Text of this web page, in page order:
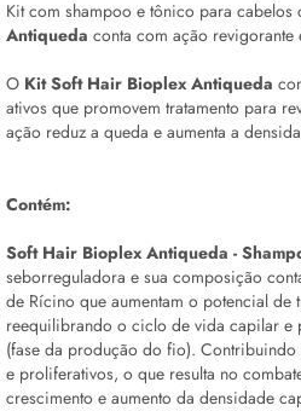
Kit com shampoo e tônico para cabelos
Antiqueda conta com ação
O Kit Soft Hair Bioplex Antiqueda
ativos que promovem tratamento para
ação reduz a queda e aumenta a
Contém:
Soft Hair Bioplex Antiqueda -
seborreguladora e sua composição
de Rícino que aumentam o potencial de
reequilibrando o ciclo de vida capilar e
(fase da produção do fio).
e proliferativos, o que resulta no
crescimento e aumento da densidade